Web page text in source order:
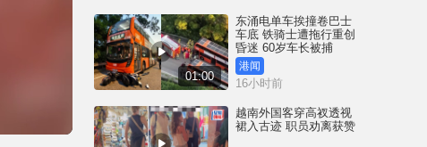
01:00
东涌电单车挨撞卷巴士
车底 铁骑士遭拖行重创
昏迷 60岁车长被捕
港闻
16小时前
越南外国客穿高衩透视
裙入古迹 职员劝离获赞